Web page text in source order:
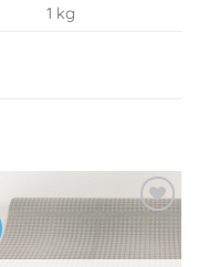
1 kg
Toevoegen
aan
verlanglijst